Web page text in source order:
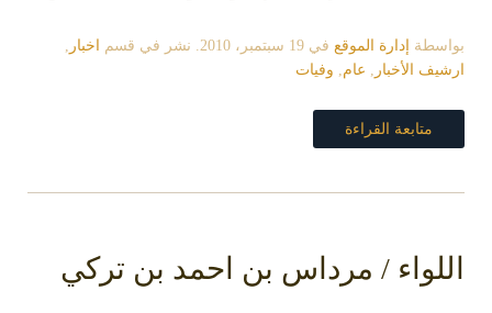
بواسطة إدارة الموقع في 19 سبتمبر، 2010 . نشر في قسم اخبار
ارشيف الأخبار
عام وفيات
متابعة القراءة
اللواء / مرداس بن احمد بن تركي